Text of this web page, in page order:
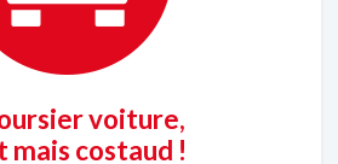
voiture,
mais costaud !